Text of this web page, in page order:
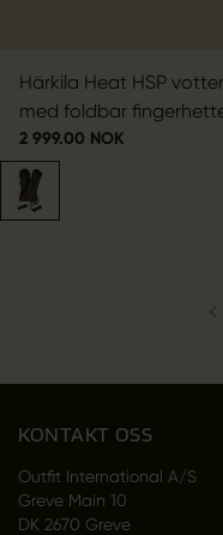
Härkila Heat HSP votter
med foldbar
2 999.00 NOK
KONTAKT OSS
Outfit International A/S
Greve Main 10
DK 2670 Greve